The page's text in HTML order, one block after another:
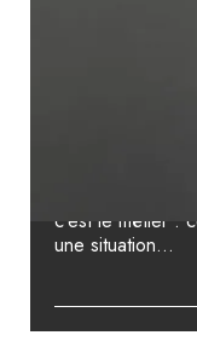
SOS COVID
VOS
À
Faites
c’est le métier :
une situation...